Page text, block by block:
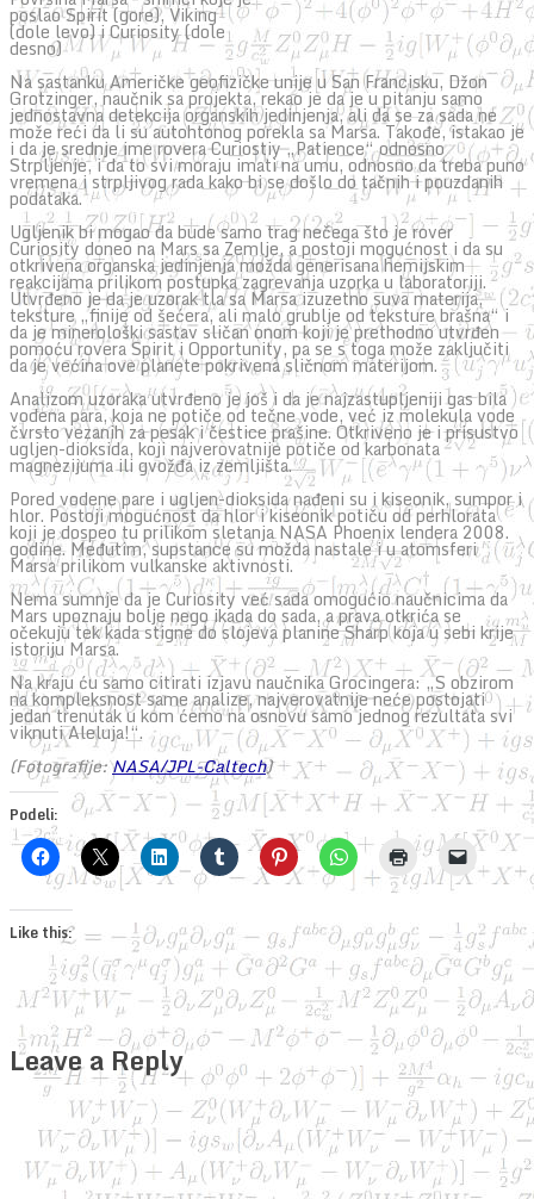
poslao Spirit (gore), Viking
(dole levo) i Curiosity (dole
desno)
Na sastanku Američke geofizičke unije u San Francisku, Džon
Grotzinger, naučnik sa projekta, rekao je da je u pitanju samo
jednostavna detekcija organskih jedinjenja, ali da se za sada ne
može reći da li su autohtonog porekla sa Marsa. Takođe, istakao je
i da je srednje ime rovera Curiostiy „Patience“ odnosno
Strpljenje, i da to svi moraju imati na umu, odnosno da treba puno
vremena i strpljivog rada kako bi se došlo do tačnih i pouzdanih
podataka.
Ugljenik bi mogao da bude samo trag nečega što je rover
Curiosity doneo na Mars sa Zemlje, a postoji mogućnost i da su
otkrivena organska jedinjenja možda generisana hemijskim
reakcijama prilikom postupka zagrevanja uzorka u laboratoriji.
Utvrđeno je da je uzorak tla sa Marsa izuzetno suva materija,
teksture „finije od šećera, ali malo grublje od teksture brašna“ i
da je minerološki sastav sličan onom koji je prethodno utvrđen
pomoću rovera Spirit i Opportunity, pa se s toga može zaključiti
da je većina ove planete pokrivena sličnom materijom.
Analizom uzoraka utvrđeno je još i da je najzastupljeniji gas bila
vodena para, koja ne potiče od tečne vode, već iz molekula vode
čvrsto vezanih za pesak i čestice prašine. Otkriveno je i prisustvo
ugljen-dioksida, koji najverovatnije potiče od karbonata
magnezijuma ili gvožđa iz zemljišta.
Pored vodene pare i ugljen-dioksida nađeni su i kiseonik, sumpor i
hlor. Postoji mogućnost da hlor i kiseonik potiču od perhlorata
koji je dospeo tu prilikom sletanja NASA Phoenix lendera 2008.
godine. Međutim, supstance su možda nastale i u atomsferi
Marsa prilikom vulkanske aktivnosti.
Nema sumnje da je Curiosity već sada omogućio naučnicima da
Mars upoznaju bolje nego ikada do sada, a prava otkrića se
očekuju tek kada stigne do slojeva planine Sharp koja u sebi krije
istoriju Marsa.
Na kraju ću samo citirati izjavu naučnika Grocingera: „S obzirom
na kompleksnost same analize, najverovatnije neće postojati
jedan trenutak u kom ćemo na osnovu samo jednog rezultata svi
viknuti Aleluja!“.
(Fotografije:NASA/JPL-Caltech)
Podeli:
Like this:
Leave a Reply